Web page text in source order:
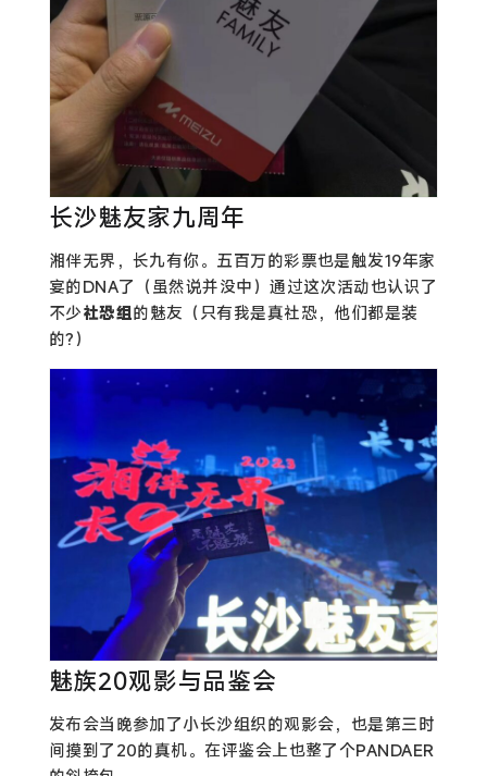
长沙魅友家九周年
湘伴无界，长九有你。五百万的彩票也是触发19年家
宴的DNA了（虽然说并没中）通过这次活动也认识了
不少社恐组的魅友（只有我是真社恐，他们都是装
的?）
魅族20观影与品鉴会
发布会当晚参加了小长沙组织的观影会，也是第三时
间摸到了20的真机。在评鉴会上也整了个PANDAER